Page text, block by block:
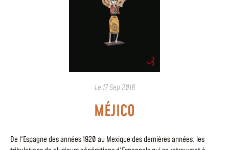
Le 17 Sep 2018
MÉJICO
De l'Espagne des années 1920 au Mexique des dernières années, les